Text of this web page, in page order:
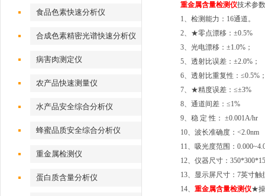
食品色素快速分析仪
合成色素精密光谱快速分析仪
病害肉测定仪
农产品快速测量仪
水产品安全综合分析仪
蜂蜜品质安全综合分析仪
重金属检测仪
蛋白质含量分析仪
重金属含量检测仪技术参
1、检测能力： 16通道。
2、★零点漂移：±0.5%
3、光电漂移：±1.0%；
5、透射比误差：±2.0%；
6、透射比重复性：≤0.5%
7、 ★精度误差：≤±3%
8、通道间差： ≤1%
9、稳 定 性： ±0.001A/hr
10、波长准确度： <2.0nm
11、吸光度范围：
12、仪器尺寸：
13、显示屏尺寸： 7英寸触
14、 重金属含量检测仪★操